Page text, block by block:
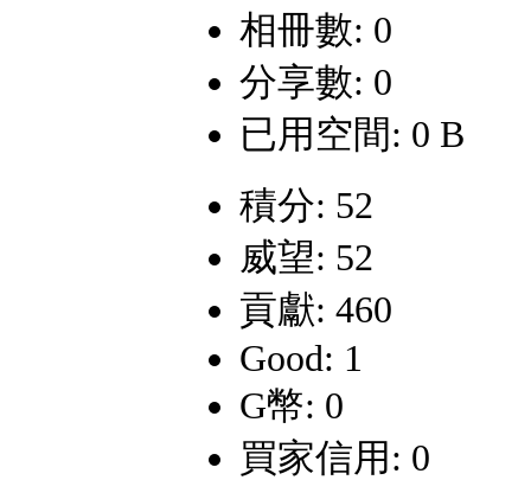
相冊數: 0
分享數: 0
已用空間: 0 B
積分: 52
威望: 52
貢獻: 460
Good: 1
G幣: 0
買家信用: 0